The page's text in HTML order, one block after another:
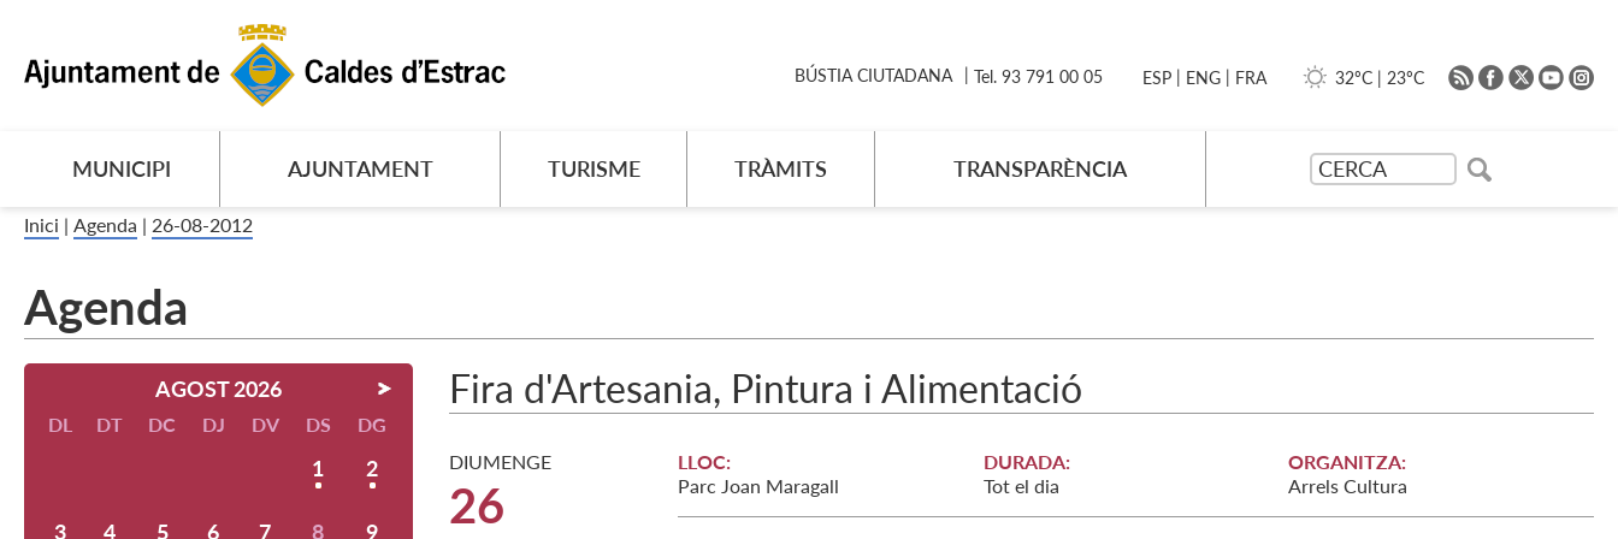
MUNICIPI AJUNTAMENT TURISME TRÀMITS TRANSPARÈNCIA
BÚSTIA CIUTADANA Tel. 93 791 00 05 ESP | ENG | FRA 32ºC | 23ºC
Inici | Agenda | 26-08-2012
Agenda
AGOST 2026
DL DT DC DJ DV DS DG
1 2
3 4 5 6 7 8 9
Fira d'Artesania, Pintura i Alimentació
DIUMENGE
26
LLOC:
Parc Joan Maragall
DURADA:
Tot el dia
ORGANITZA:
Arrels Cultura